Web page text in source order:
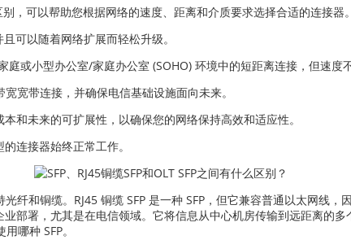
别，可以帮助您根据网络的速度、距离和介质要求选择合适的连接器。
可以随着网络扩展而轻松升级。
庭或小型办公室/家庭办公室 (SOHO) 环境中的短距离连接，但速度
宽带连接，并确保电信基础设施面向未来。
和未来的可扩展性，以确保您的网络保持高效和适应性。
连接器始终正常工作。
纤和铜缆。RJ45 铜缆 SFP 是一种 SFP，但它兼容普通以太网线
部署，尤其是在电信领域。它将信息从中心机房传输到远距离的
哪种 SFP。